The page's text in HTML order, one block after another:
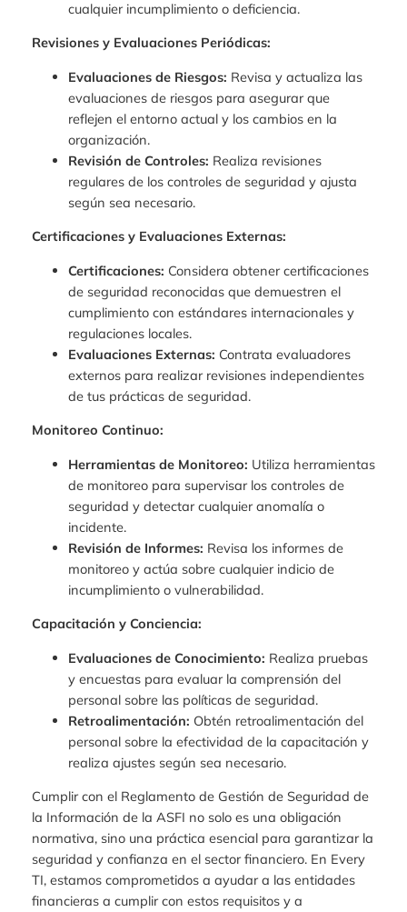
cualquier incumplimiento o deficiencia.
Revisiones y Evaluaciones Periódicas:
Evaluaciones de Riesgos: Revisa y actualiza las
evaluaciones de riesgos para asegurar que
reflejen el entorno actual y los cambios en la
organización.
Revisión de Controles: Realiza revisiones
regulares de los controles de seguridad y ajusta
según sea necesario.
Certificaciones y Evaluaciones Externas:
Certificaciones: Considera obtener certificaciones
de seguridad reconocidas que demuestren el
cumplimiento con estándares internacionales y
regulaciones locales.
Evaluaciones Externas: Contrata evaluadores
externos para realizar revisiones independientes
de tus prácticas de seguridad.
Monitoreo Continuo:
Herramientas de Monitoreo: Utiliza herramientas
de monitoreo para supervisar los controles de
seguridad y detectar cualquier anomalía o
incidente.
Revisión de Informes: Revisa los informes de
monitoreo y actúa sobre cualquier indicio de
incumplimiento o vulnerabilidad.
Capacitación y Conciencia:
Evaluaciones de Conocimiento: Realiza pruebas
y encuestas para evaluar la comprensión del
personal sobre las políticas de seguridad.
Retroalimentación: Obtén retroalimentación del
personal sobre la efectividad de la capacitación y
realiza ajustes según sea necesario.
Cumplir con el Reglamento de Gestión de Seguridad de
la Información de la ASFI no solo es una obligación
normativa, sino una práctica esencial para garantizar la
seguridad y confianza en el sector financiero. En Every
TI, estamos comprometidos a ayudar a las entidades
financieras a cumplir con estos requisitos y a